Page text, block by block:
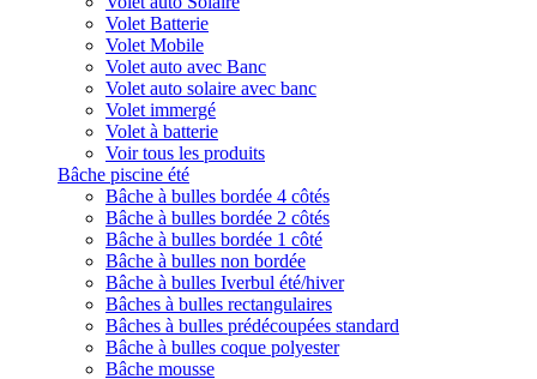
Volet Batterie
Volet Mobile
Volet auto avec Banc
Volet auto solaire avec banc
Volet immergé
Volet à batterie
Voir tous les produits
Bâche piscine été
Bâche à bulles bordée 4 côtés
Bâche à bulles bordée 2 côtés
Bâche à bulles bordée 1 côté
Bâche à bulles non bordée
Bâche à bulles Iverbul été/hiver
Bâches à bulles rectangulaires
Bâches à bulles prédécoupées standard
Bâche à bulles coque polyester
Bâche mousse